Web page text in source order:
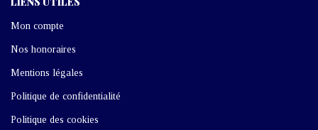
Mon compte
Nos honoraires
Mentions légales
Politique de confidentialité
Politique des cookies